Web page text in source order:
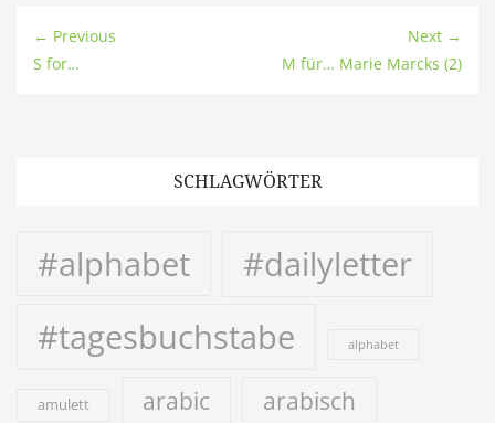
← Previous
S for…
Next →
M für… Marie Marcks (2)
SCHLAGWÖRTER
#alphabet
#dailyletter
#tagesbuchstabe
alphabet
amulett arabic arabisch